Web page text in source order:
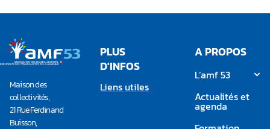
Maison des
collectivités,
21 Rue Ferdinand
Buisson,
PLUS
D'INFOS
Liens utiles
A PROPOS
L’amf 53
Actualités et
agenda